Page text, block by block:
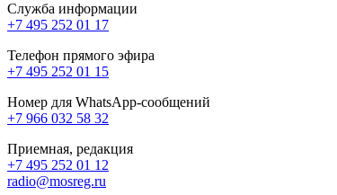
Служба информации
+7 495 252 01 17
Телефон прямого эфира
+7 495 252 01 15
Номер для WhatsApp-сообщений
+7 966 032 58 32
Приемная, редакция
+7 495 252 01 12
radio@mosreg.ru